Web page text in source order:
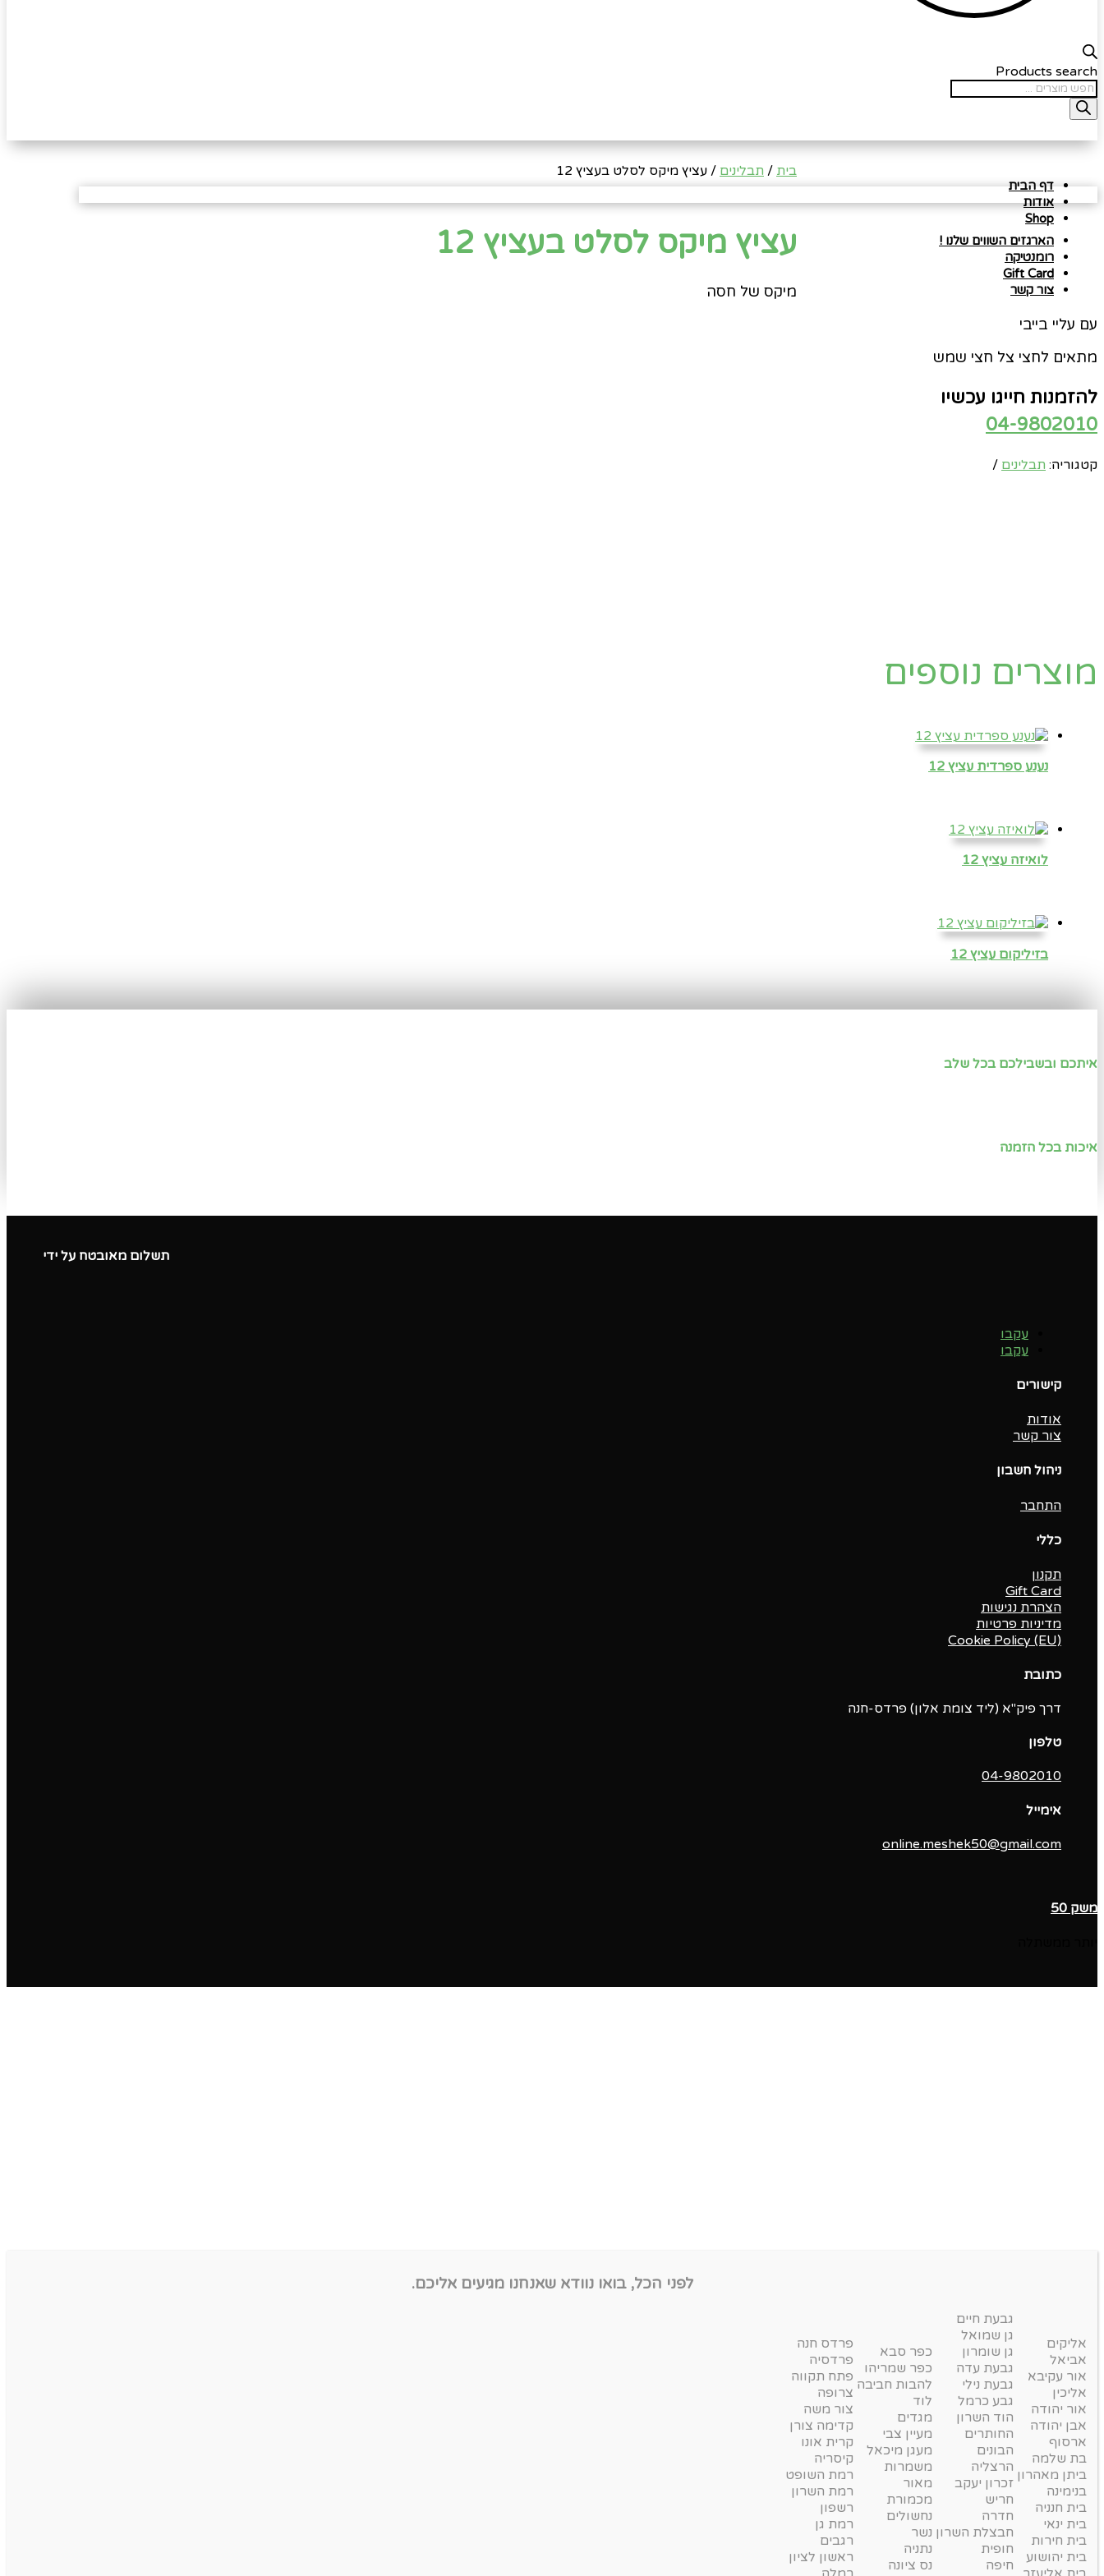
Products search
דף הבית
אודות
Shop
הארגזים השווים שלנו !
רומנטיקה
Gift Card
צור קשר
בית / תבלינים / עציץ מיקס לסלט בעציץ 12
עציץ מיקס לסלט בעציץ 12
מיקס של חסה
עם עליי בייבי
מתאים לחצי צל חצי שמש
להזמנות חייגו עכשיו
04-9802010
קטגוריה: תבלינים
מוצרים נוספים
נענע ספרדית עציץ 12
לואיזה עציץ 12
בזיליקום עציץ 12
איתכם ובשבילכם בכל שלב
איכות בכל הזמנה
תשלום מאובטח על ידי
עקבו
עקבו
קישורים
אודות
צור קשר
ניהול חשבון
התחבר
כללי
תקנון
Gift Card
הצהרת נגישות
מדיניות פרטיות
Cookie Policy (EU)
כתובת
דרך פיק"א (ליד צומת אלון) פרדס-חנה
טלפון
04-9802010‬
אימייל
online.meshek50@gmail.com
משק 50
לפני הכל, בואו נוודא שאנחנו מגיעים אליכם.
אליקים
אביאל
אור עקיבא
אליכין
אור יהודה
אבן יהודה
ארסוף
בת שלמה
ביתן מאהרון
בנימינה
בית חנניה
בית ינאי
בית חירות
בית יהושוע
גבעת חיים
גן שמואל
גן שומרון
גבעת עדה
גבעת נילי
גבע כרמל
הוד השרון
החותרים
הבונים
הרצליה
זכרון יעקב
חריש
חדרה
חבצלת השרון
חופית
חיפה
כפר סבא
כפר שמריהו
להבות חביבה
לוד
מגדים
מעיין צבי
מעגן מיכאל
משמרות
מאור
מכמורת
נחשולים
נשר
נתניה
נס ציונה
פרדס חנה
פרדסיה
פתח תקווה
צרופה
צור משה
קדימה צורן
קרית אונו
קיסריה
רמת השופט
רמת השרון
רשפון
רמת גן
רגבים
ראשון לציון